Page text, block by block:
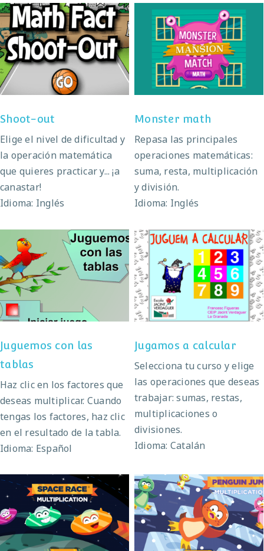
Shoot-out
Shoot-out
Elige el nivel de dificultad y
la operación matemática
que quieres practicar y... ¡a
canastar!
Idioma: Inglés
Monster math
Monster math
Repasa las principales
operaciones matemáticas:
suma, resta, multiplicación
y división.
Idioma: Inglés
Juguemos con las
Juguemos con las
tablas
Haz clic en los factores que
deseas multiplicar. Cuando
tengas los factores, haz clic
en el resultado de la tabla.
Idioma: Español
Jugamos a calcular
Jugamos a calcular
Selecciona tu curso y elige
las operaciones que deseas
trabajar: sumas, restas,
multiplicaciones o
divisiones.
Idioma: Catalán
Space Race Penguin Jump